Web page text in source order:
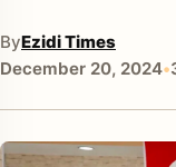
ByEzidi Times
December 20, 2024•